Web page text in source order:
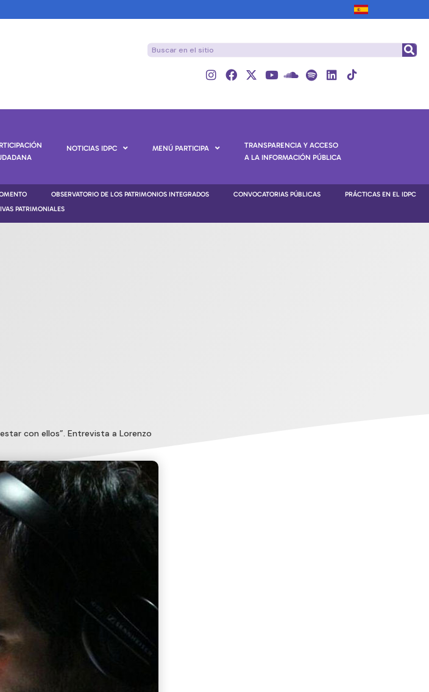
NOTICIAS IDPC MENÚ PARTICIPA
TRANSPARENCIA Y ACCESO
A LA INFORMACIÓN PÚBLICA
OBSERVATORIO DE LOS PATRIMONIOS INTEGRADOS CONVOCATORIAS PÚBLICAS
PRÁCTICAS EN EL IDPC
PATRIMONIALES
con ellos”. Entrevista a Lorenzo